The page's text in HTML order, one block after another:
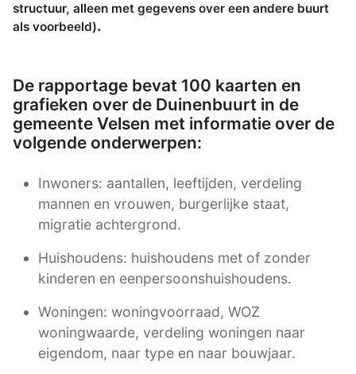
structuur, alleen met gegevens over een andere buurt
als voorbeeld).
De rapportage bevat 100 kaarten en
grafieken over de Duinenbuurt in de
gemeente Velsen met informatie over de
volgende onderwerpen:
Inwoners: aantallen, leeftijden, verdeling
mannen en vrouwen, burgerlijke staat,
migratie achtergrond.
Huishoudens: huishoudens met of zonder
kinderen en eenpersoonshuishoudens.
Woningen: woningvoorraad, WOZ
woningwaarde, verdeling woningen naar
eigendom, naar type en naar bouwjaar.